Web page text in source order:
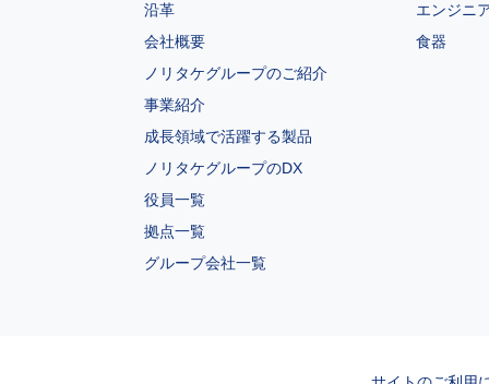
沿革
会社概要
ノリタケグループのご紹介
事業紹介
成長領域で活躍する製品
ノリタケグループのDX
役員一覧
拠点一覧
グループ会社一覧
エンジニ
食器